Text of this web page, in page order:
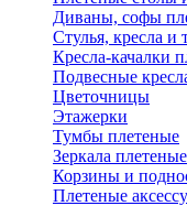
Диваны, софы
Стулья, кресла и
Кресла-качалки
Подвесные
Цветочницы
Этажерки
Тумбы плетеные
Зеркала плетеные
Корзины и
Плетеные